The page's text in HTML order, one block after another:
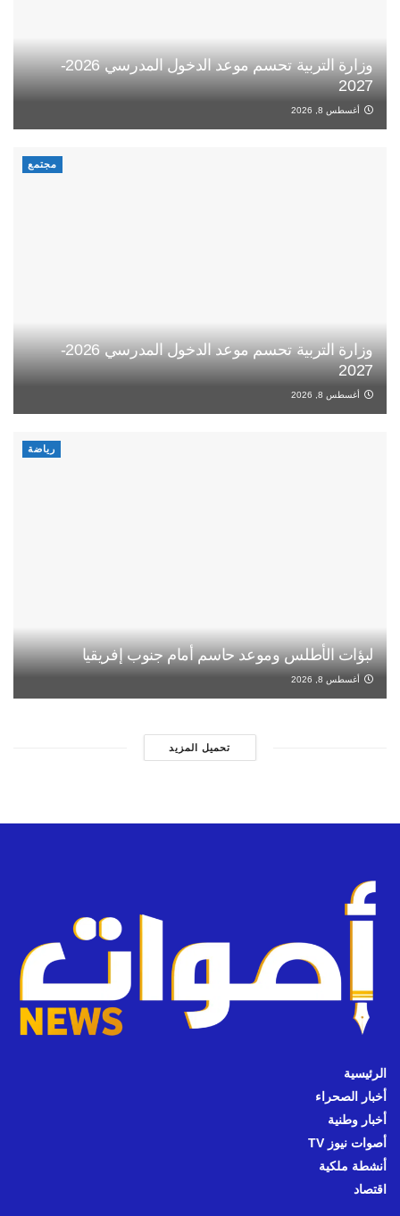
وزارة التربية تحسم موعد الدخول المدرسي 2026-
2027
أغسطس 8, 2026
مجتمع
وزارة التربية تحسم موعد الدخول المدرسي 2026-
2027
أغسطس 8, 2026
رياضة
لبؤات الأطلس وموعد حاسم أمام جنوب إفريقيا
أغسطس 8, 2026
تحميل المزيد
الرئيسية
أخبار الصحراء
أخبار وطنية
أصوات نيوز TV
أنشطة ملكية
اقتصاد